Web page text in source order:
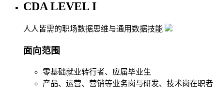
CDA LEVEL I
人人皆需的职场数据思维与通用数据技能
面向范围
零基础就业转行者、应届毕业生
产品、运营、营销等业务岗与研发、技术岗在职者